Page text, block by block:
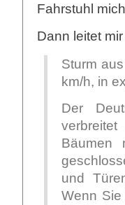
Fahrstuhl
Dann leitet
Sturm
km/h, in
Der
Bäumen
und
Wenn